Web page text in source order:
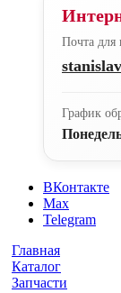
Почта для
График
ВКонтакте
Max
Telegram
Главная
Каталог
Запчасти